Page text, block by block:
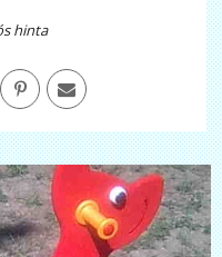
hinta